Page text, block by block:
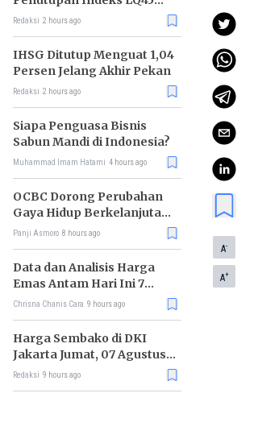
Hari Ini
Redaksi 2 hours ago
IHSG Ditutup Menguat 1,04
Persen Jelang Akhir Pekan
Redaksi 2 hours ago
Siapa Penguasa Bisnis
Sabun Mandi di Indonesia?
Muhammad Imam Hatami 4 hours ago
OCBC Dorong Perubahan
Gaya Hidup Berkelanjutan
melalui Program RISE
Panji Asmoro 8 hours ago
Data dan Analisis Harga
Emas Antam Hari Ini 7
Agustus 2026
Chrisna Chanis Cara 9 hours ago
Harga Sembako di DKI
Jakarta Jumat, 07 Agustus
2026, Daging Sapi Naik, Gas
Redaksi 9 hours ago
A-
A+